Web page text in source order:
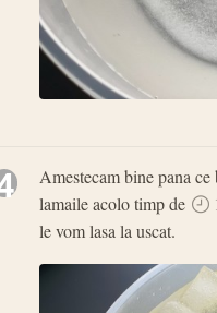
Amestecam bine pana
lamaile acolo timp de
le vom lasa la uscat.